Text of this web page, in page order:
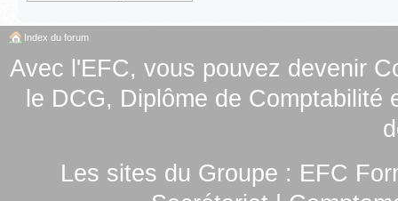
Index du forum
Avec l'EFC, vous pouvez devenir
le DCG, Diplôme de Comptabilité
Les sites du Groupe : EFC